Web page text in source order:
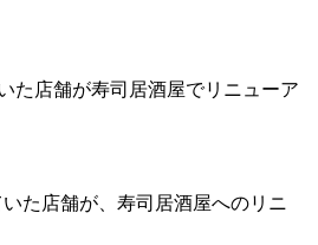
た店舗が寿司居酒屋でリニューア
た店舗が、寿司居酒屋へのリニ